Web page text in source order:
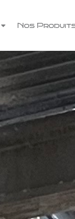
Nos